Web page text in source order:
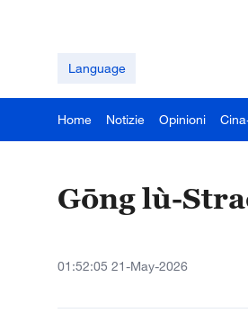
Language
Home Notizie Opinioni
Gōng lù-
01:52:05 21-May-2026